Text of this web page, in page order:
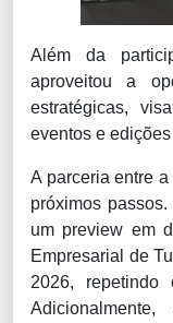
Além da
aproveitou a
estratégicas,
eventos e
A parceria entre
próximos
um preview em
Empresarial de
2026,